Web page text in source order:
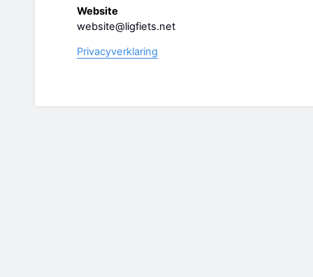
Website
website@ligfiets.net
Privacyverklaring